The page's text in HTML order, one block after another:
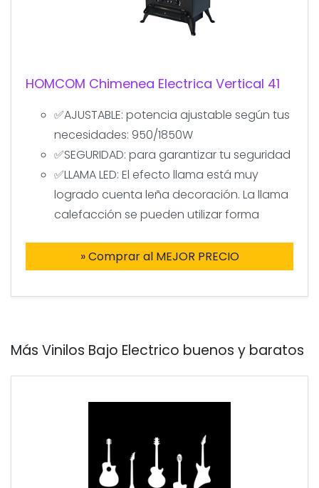
HOMCOM Chimenea Electrica Vertical 41
✅AJUSTABLE: potencia ajustable según tus
necesidades: 950/1850W
✅SEGURIDAD: para garantizar tu seguridad
✅LLAMA LED: El efecto llama está muy
logrado cuenta leña decoración. La llama
calefacción se pueden utilizar forma
» Comprar al MEJOR PRECIO
Más Vinilos Bajo Electrico buenos y baratos